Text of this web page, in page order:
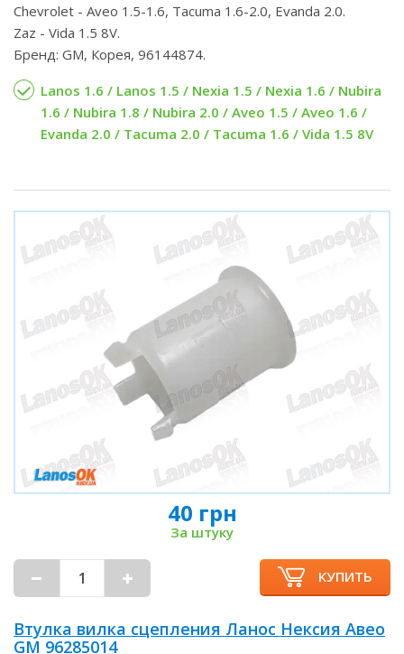
Chevrolet - Aveo 1.5-1.6, Tacuma 1.6-2.0, Evanda 2.0.
Zaz - Vida 1.5 8V.
Бренд: GM, Корея, 96144874.
Lanos 1.6 / Lanos 1.5 / Nexia 1.5 / Nexia 1.6 / Nubira
1.6 / Nubira 1.8 / Nubira 2.0 / Aveo 1.5 / Aveo 1.6 /
Evanda 2.0 / Tacuma 2.0 / Tacuma 1.6 / Vida 1.5 8V
40 грн
За штуку
КУПИТЬ
Втулка вилка сцепления Ланос Нексия Авео
GM 96285014